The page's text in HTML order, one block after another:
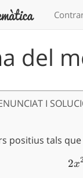
del
I
positius tals que
2x